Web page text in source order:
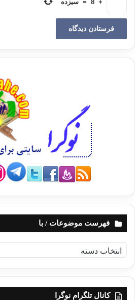
+
8
= سیزده
فهرست موضوعات / با
ه
ر
کانال تلگرام نوگرا